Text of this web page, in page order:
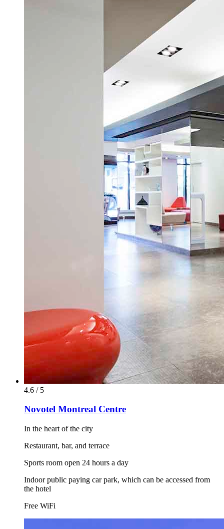
4.6 / 5
Novotel Montreal Centre
In the heart of the city
Restaurant, bar, and terrace
Sports room open 24 hours a day
Indoor public paying car park, which can be accessed from
the hotel
Free WiFi